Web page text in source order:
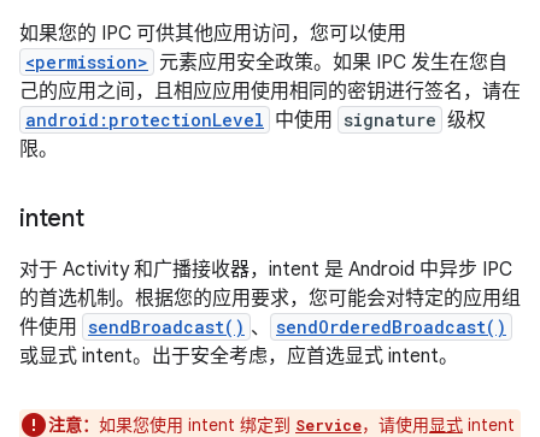
如果您的 IPC 可供其他应用访问，您可以使用
<permission> 元素应用安全政策。如果 IPC 发生在您自
己的应用之间，且相应应用使用相同的密钥进行签名，请在
android:protectionLevel 中使用 signature 级权
限。
intent
对于 Activity 和广播接收器，intent 是 Android 中异步 IPC
的首选机制。根据您的应用要求，您可能会对特定的应用组
件使用
sendBroadcast() 、 sendOrderedBroadcast()
或显式 intent。出于安全考虑，应首选显式 intent。
注意： 如果您使用 intent 绑定到 Service，请使用显式 intent